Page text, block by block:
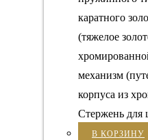
каратного
(тяжелое
механизм
корпуса из
Стержень для
В КОРЗИНУ